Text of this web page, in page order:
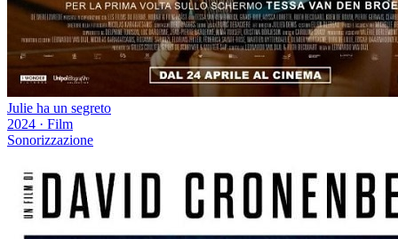
Julie ha un segreto
2024 · Film
Sonorizzazione